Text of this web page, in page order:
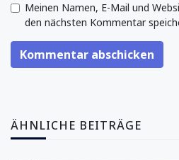
Meinen Namen, E-Mail und
den nächsten Kommentar
Kommentar abschicken
ÄHNLICHE BEITRÄGE